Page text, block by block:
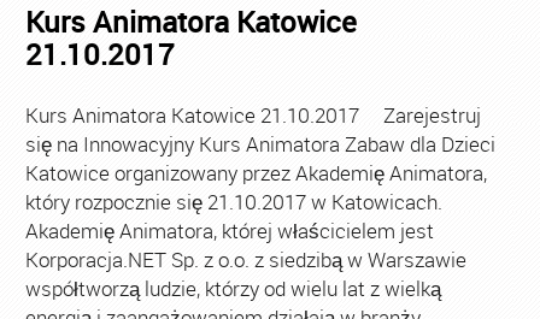
Kurs Animatora Katowice
21.10.2017
Kurs Animatora Katowice 21.10.2017 Zarejestruj
się na Innowacyjny Kurs Animatora Zabaw dla Dzieci
Katowice organizowany przez Akademię Animatora,
który rozpocznie się 21.10.2017 w Katowicach.
Akademię Animatora, której właścicielem jest
Korporacja.NET Sp. z o.o. z siedzibą w Warszawie
współtworzą ludzie, którzy od wielu lat z wielką